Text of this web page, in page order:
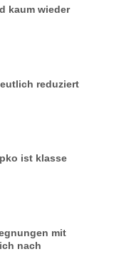
kaum wieder
reduziert
ist klasse
mit
nach